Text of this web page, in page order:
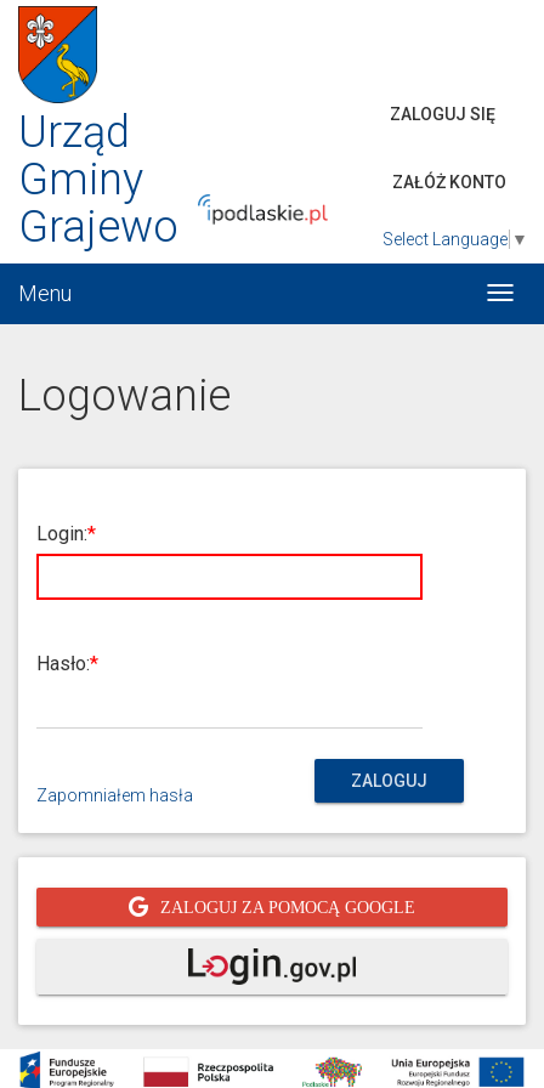
Urząd
Gminy
Grajewo
ZALOGUJ SIĘ
ZAŁÓŻ KONTO
Select Language ▼
Menu
Logowanie
Login:
Hasło:
Zapomniałem hasła
ZALOGUJ
ZALOGUJ ZA POMOCĄ GOOGLE